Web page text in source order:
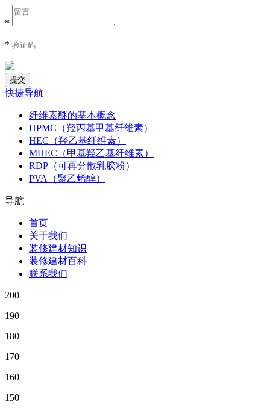
*
*
快捷导航
纤维素醚的基本概念
HPMC（羟丙基甲基纤维素）
HEC（羟乙基纤维素）
MHEC（甲基羟乙基纤维素）
RDP（可再分散乳胶粉）
PVA（聚乙烯醇）
导航
首页
关于我们
装修建材知识
装修建材百科
联系我们
200
190
180
170
160
150